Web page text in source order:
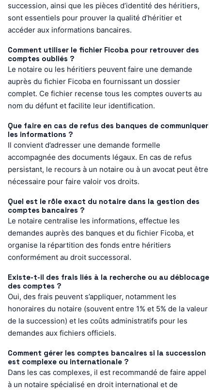
succession, ainsi que les pièces d’identité des héritiers,
sont essentiels pour prouver la qualité d’héritier et
accéder aux informations bancaires.
Comment utiliser le fichier Ficoba pour retrouver des
comptes oubliés ?
Le notaire ou les héritiers peuvent faire une demande
auprès du fichier Ficoba en fournissant un dossier
complet. Ce fichier recense tous les comptes ouverts au
nom du défunt et facilite leur identification.
Que faire en cas de refus des banques de communiquer
les informations ?
Il convient d’adresser une demande formelle
accompagnée des documents légaux. En cas de refus
persistant, le recours à un notaire ou à un avocat peut être
nécessaire pour faire valoir vos droits.
Quel est le rôle exact du notaire dans la gestion des
comptes bancaires ?
Le notaire centralise les informations, effectue les
demandes auprès des banques et du fichier Ficoba, et
organise la répartition des fonds entre héritiers
conformément au droit successoral.
Existe-t-il des frais liés à la recherche ou au déblocage
des comptes ?
Oui, des frais peuvent s’appliquer, notamment les
honoraires du notaire (souvent entre 1% et 5% de la valeur
de la succession) et les coûts administratifs pour les
demandes aux fichiers officiels.
Comment gérer les comptes bancaires si la succession
est complexe ou internationale ?
Dans les cas complexes, il est recommandé de faire appel
à un notaire spécialisé en droit international et de